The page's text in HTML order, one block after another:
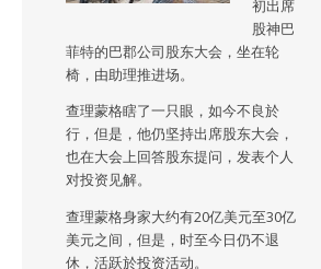
初出席
股神巴
菲特的巴郡公司股东大会，坐在轮
椅，由助理推进场。
查理蒙格瞎了一只眼，如今不良於
行，但是，他仍坚持出席股东大会，
也在大会上回答股东提问，发表个人
对投资见解。
查理蒙格身家大约有20亿美元至30亿
美元之间，但是，时至今日仍不退
休，活跃於投资活动。